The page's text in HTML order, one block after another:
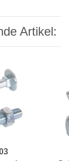
Artikel: